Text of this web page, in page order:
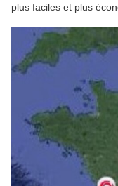
plus faciles et plus